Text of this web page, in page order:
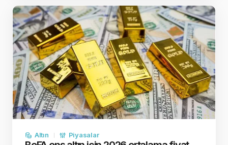
Altın Piyasalar